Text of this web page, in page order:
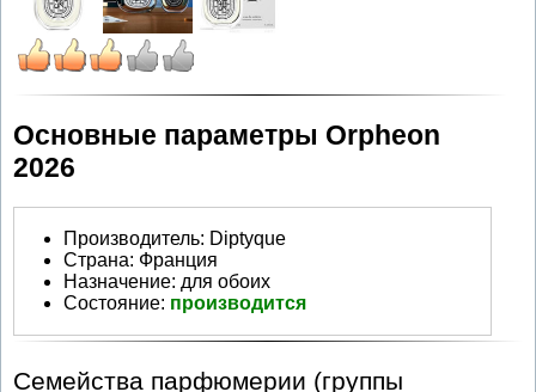
Основные параметры Orpheon
2026
Производитель: Diptyque
Страна: Франция
Назначение: для обоих
Состояние: производится
Семейства парфюмерии (группы